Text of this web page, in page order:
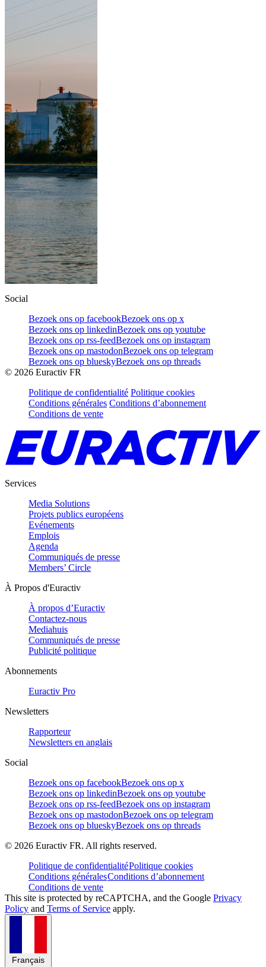
Social
Bezoek ons op facebookBezoek ons op x
Bezoek ons op linkedinBezoek ons op youtube
Bezoek ons op rss-feedBezoek ons op instagram
Bezoek ons op mastodonBezoek ons op telegram
Bezoek ons op blueskyBezoek ons op threads
© 2026 Euractiv FR
Politique de confidentialité Politique cookies
Conditions générales Conditions d’abonnement
Conditions de vente
Services
Media Solutions
Projets publics européens
Evénements
Emplois
Agenda
Communiqués de presse
Members’ Circle
À Propos d'Euractiv
À propos d’Euractiv
Contactez-nous
Mediahuis
Communiqués de presse
Publicité politique
Abonnements
Euractiv Pro
Newsletters
Rapporteur
Newsletters en anglais
Social
Bezoek ons op facebookBezoek ons op x
Bezoek ons op linkedinBezoek ons op youtube
Bezoek ons op rss-feedBezoek ons op instagram
Bezoek ons op mastodonBezoek ons op telegram
Bezoek ons op blueskyBezoek ons op threads
© 2026 Euractiv FR. All rights reserved.
Politique de confidentialitéPolitique cookies
Conditions généralesConditions d’abonnement
Conditions de vente
This site is protected by reCAPTCHA, and the Google Privacy
Policy and Terms of Service apply.
Français